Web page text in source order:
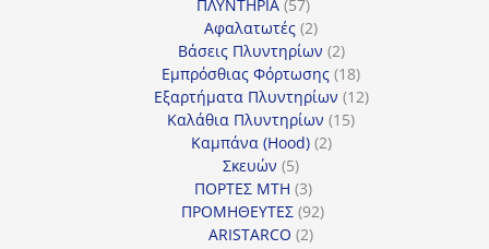
ΠΛΥΝΤΗΡΙΑ 57
προϊόντα
Αφαλατωτές 22
προϊόντα
Βάσεις Πλυντηρίων 22
προϊόντα
Εμπρόσθιας Φόρτωσης 1818
προϊόντα
Εξαρτήματα Πλυντηρίων 1212
Καλάθια Πλυντηρίων 1515
Καμπάνα (Hood) 22
Σκευών 55
προϊόντα
ΠΟΡΤΕΣ MTH 33
προϊόντα
ΠΡΟΜΗΘΕΥΤΕΣ 9292
ARISTARCO 22